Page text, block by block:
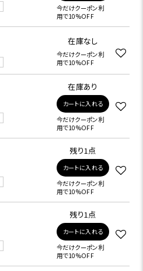
今だけクーポン利
用で10%OFF
在庫なし
今だけクーポン利
用で10%OFF
在庫あり
カートに入れる
今だけクーポン利
用で10%OFF
残り1点
カートに入れる
今だけクーポン利
用で10%OFF
残り1点
カートに入れる
今だけクーポン利
用で10%OFF